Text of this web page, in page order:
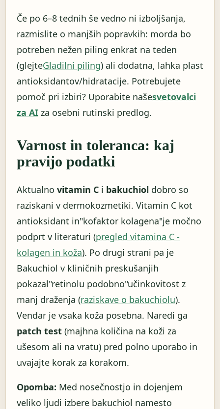
Če po 6–8 tednih še vedno ni izboljšanja,
razmislite o manjših popravkih: morda bo
potreben nežen piling enkrat na teden
(glejteGladilni piling) ali dodatna, lahka plast
antioksidantov/hidratacije. Potrebujete
pomoč pri izbiri? Uporabite našesvetovalci
za AI za osebni rutinski predlog.
Varnost in toleranca: kaj
pravijo podatki
Aktualno vitamin C i bakuchiol dobro so
raziskani v dermokozmetiki. Vitamin C kot
antioksidant in"kofaktor kolagena"je močno
podprt v literaturi (pregled vitamina C -
kolagen in koža). Po drugi strani pa je
Bakuchiol v kliničnih preskušanjih
pokazal"retinolu podobno"učinkovitost z
manj draženja (raziskave o bakuchiolu).
Vendar je vsaka koža posebna. Naredi ga
patch test (majhna količina na koži za
ušesom ali na vratu) pred polno uporabo in
uvajajte korak za korakom.
Opomba: Med nosečnostjo in dojenjem
veliko ljudi izbere bakuchiol namesto